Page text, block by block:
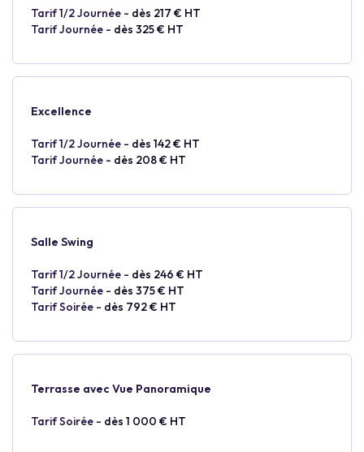
Tarif 1/2 Journée - dès 217 € HT
Tarif Journée - dès 325 € HT
Excellence
Tarif 1/2 Journée - dès 142 € HT
Tarif Journée - dès 208 € HT
Salle Swing
Tarif 1/2 Journée - dès 246 € HT
Tarif Journée - dès 375 € HT
Tarif Soirée - dès 792 € HT
Terrasse avec Vue Panoramique
Tarif Soirée - dès 1 000 € HT